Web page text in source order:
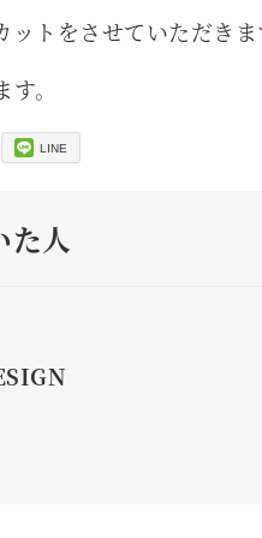
ットをさせていただき
。
LINE
た人